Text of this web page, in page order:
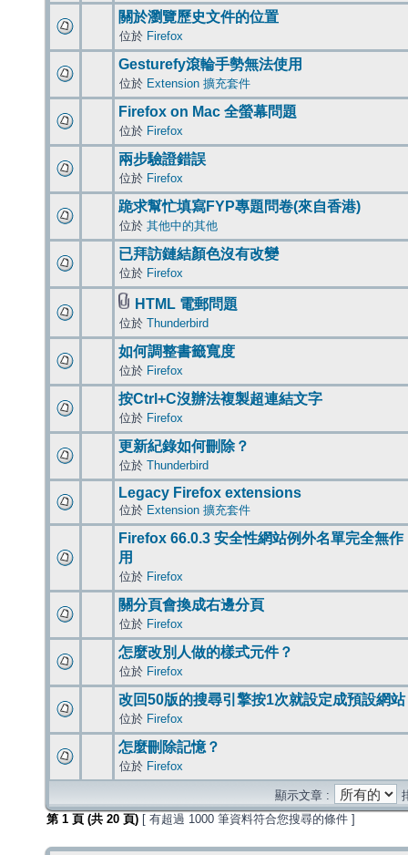
關於瀏覽歷史文件的位置
位於 Firefox
Gesturefy滾輪手勢無法使用
位於 Extension 擴充套件
Firefox on Mac 全螢幕問題
位於 Firefox
兩步驗證錯誤
位於 Firefox
跪求幫忙填寫FYP專題問卷(來自香港)
位於 其他中的其他
已拜訪鏈結顏色沒有改變
位於 Firefox
HTML 電郵問題
位於 Thunderbird
如何調整書籤寬度
位於 Firefox
按Ctrl+C沒辦法複製超連結文字
位於 Firefox
更新紀錄如何刪除？
位於 Thunderbird
Legacy Firefox extensions
位於 Extension 擴充套件
Firefox 66.0.3 安全性網站例外名單完全無作
用
位於 Firefox
關分頁會換成右邊分頁
位於 Firefox
怎麼改別人做的樣式元件？
位於 Firefox
改回50版的搜尋引擎按1次就設定成預設網站
位於 Firefox
怎麼刪除記憶？
位於 Firefox
顯示文章 :
第 1 頁 (共 20 頁) [ 有超過 1000 筆資料符合您搜尋的條件 ]